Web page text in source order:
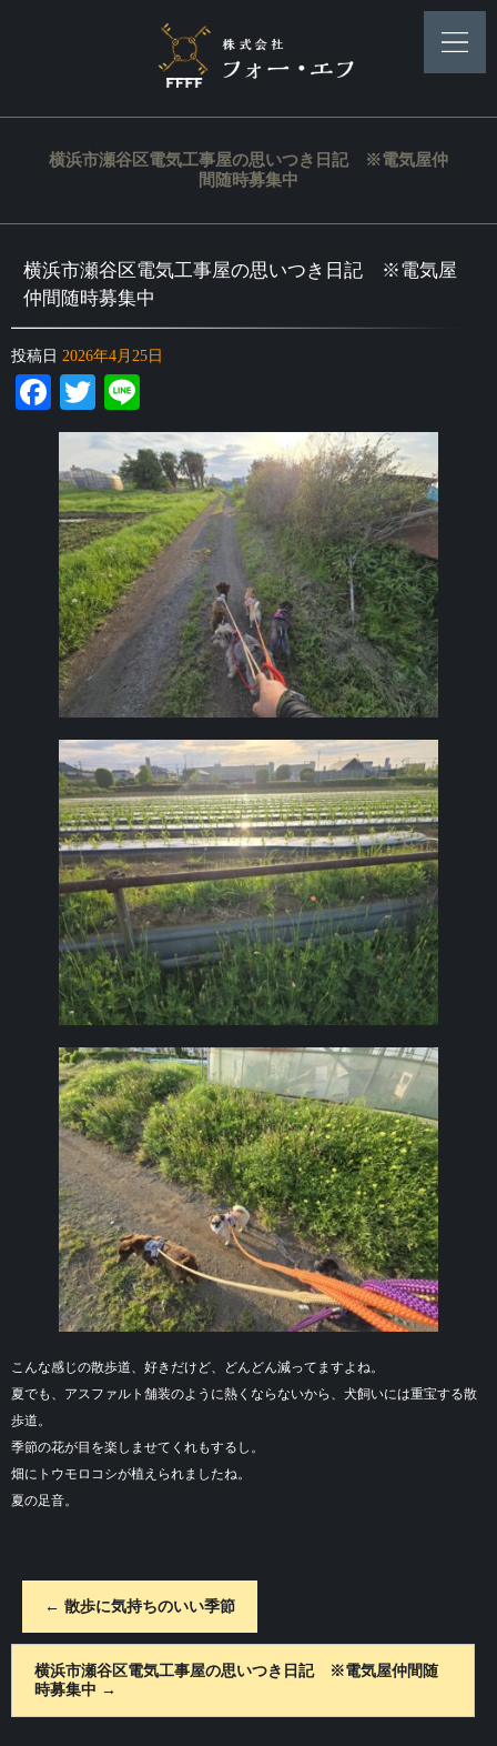
横浜市瀬谷区電気工事屋の思いつき日記 ※電気屋仲
間随時募集中
横浜市瀬谷区電気工事屋の思いつき日記 ※電気屋
仲間随時募集中
投稿日 2026年4月25日
Facebook
Twitter
こんな感じの散歩道、好きだけど、どんどん減ってますよね。
夏でも、アスファルト舗装のように熱くならないから、犬飼いには重宝する散
歩道。
季節の花が目を楽しませてくれもするし。
畑にトウモロコシが植えられましたね。
夏の足音。
← 散歩に気持ちのいい季節
横浜市瀬谷区電気工事屋の思いつき日記 ※電気屋仲間随
時募集中 →